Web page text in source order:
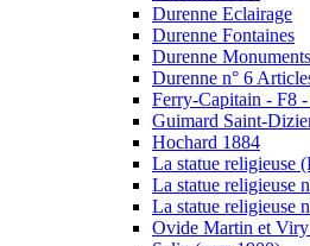
Durenne Eclairage
Durenne Fontaines
Durenne
Durenne n° 6
Ferry-Capitain - F8
Guimard Saint-
Hochard 1884
La statue religieuse
La statue religieuse
La statue religieuse
Ovide Martin et Viry